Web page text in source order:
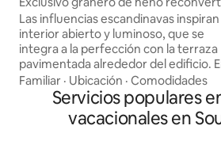
en la campiña de Sussex
Las influencias escandinavas
interior abierto y luminoso, que se
integra a la perfección con la terraza
pavimentada alrededor del edificio.
entrada del edificio hay un estanque
decorativo de unos 70 cm de
profundidad con fuente de agua,
suma al entorno tranquilo y relajante
Familiar · Ubicación · Comodidades
Servicios populares
vacacionales en